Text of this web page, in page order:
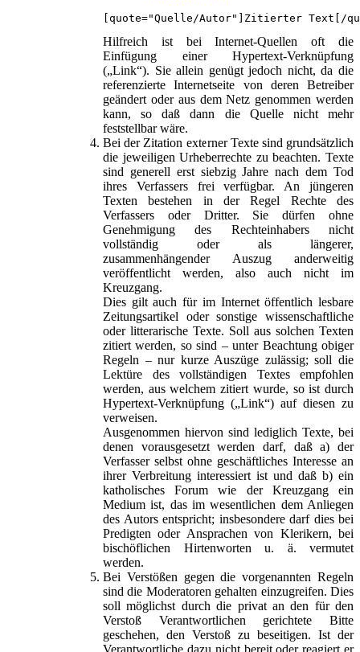
[quote="Quelle/Autor"]Zitierter Text[/
Hilfreich ist bei Internet-Quellen oft die
Einfügung einer Hypertext-Verknüpfung
(„Link“). Sie allein genügt jedoch nicht, da die
referenzierte Internetseite von deren Betreiber
geändert oder aus dem Netz genommen werden
kann, so daß dann die Quelle nicht mehr
feststellbar wäre.
Bei der Zitation externer Texte sind grundsätzlich
die jeweiligen Urheberrechte zu beachten. Texte
sind generell erst siebzig Jahre nach dem Tod
ihres Verfassers frei verfügbar. An jüngeren
Texten bestehen in der Regel Rechte des
Verfassers oder Dritter. Sie dürfen ohne
Genehmigung des Rechteinhabers nicht
vollständig oder als längerer,
zusammenhängender Auszug anderweitig
veröffentlicht werden, also auch nicht im
Kreuzgang.
Dies gilt auch für im Internet öffentlich lesbare
Zeitungsartikel oder sonstige wissenschaftliche
oder litterarische Texte. Soll aus solchen Texten
zitiert werden, so sind – unter Beachtung obiger
Regeln – nur kurze Auszüge zulässig; soll die
Lektüre des vollständigen Textes empfohlen
werden, aus welchem zitiert wurde, so ist durch
Hypertext-Verknüpfung („Link“) auf diesen zu
verweisen.
Ausgenommen hiervon sind lediglich Texte, bei
denen vorausgesetzt werden darf, daß a) der
Verfasser selbst ohne geschäftliches Interesse an
ihrer Verbreitung interessiert ist und daß b) ein
katholisches Forum wie der Kreuzgang ein
Medium ist, das im wesentlichen dem Anliegen
des Autors entspricht; insbesondere darf dies bei
Predigten oder Ansprachen von Klerikern, bei
bischöflichen Hirtenworten u. ä. vermutet
werden.
Bei Verstößen gegen die vorgenannten Regeln
sind die Moderatoren gehalten einzugreifen. Dies
soll möglichst durch die privat an den für den
Verstoß Verantwortlichen gerichtete Bitte
geschehen, den Verstoß zu beseitigen. Ist der